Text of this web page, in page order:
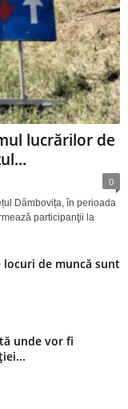
lucrărilor de
0
Dâmbovița, în perioada
participanţii la
locuri de muncă sunt
unde vor fi